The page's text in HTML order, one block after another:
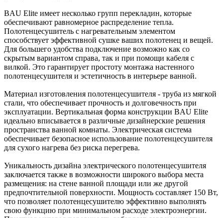
BAU Elite имеет несколько групп перекладин, которые
обеспечивают равномерное распределение тепла.
Полотенцесушитель с нагревательным элементом
способствует эффективной сушке ваших полотенец и вещей.
Для большего удобства подключение возможно как со
скрытым вариантом справа, так и при помощи кабеля с
вилкой. Это гарантирует простоту монтажа настенного
полотенцесушителя и эстетичность в интерьере ванной.
Материал изготовления полотенцесушителя - труба из мягкой
стали, что обеспечивает прочность и долговечность при
эксплуатации. Вертикальная форма конструкции BAU Elite
идеально вписывается в различные дизайнерские решения
пространства ванной комнаты. Электрическая система
обеспечивает безопасное использование полотенцесушителя
для сухого нагрева без риска перегрева.
Уникальность дизайна электрического полотенцесушителя
заключается также в возможности широкого выбора места
размещения: на стене ванной площади или же другой
предпочтительной поверхности. Мощность составляет 150 Вт,
что позволяет полотенцесушителю эффективно выполнять
свою функцию при минимальном расходе электроэнергии.